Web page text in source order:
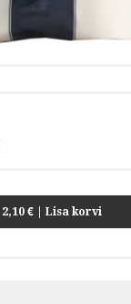
2,10 € | Lisa korvi